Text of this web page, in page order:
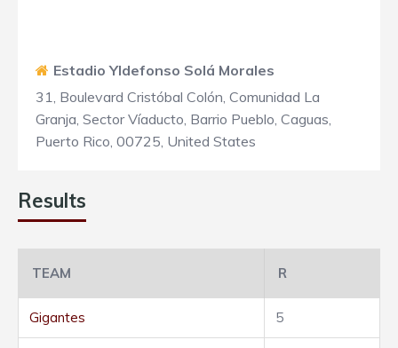
Estadio Yldefonso Solá Morales
31, Boulevard Cristóbal Colón, Comunidad La
Granja, Sector Víaducto, Barrio Pueblo, Caguas,
Puerto Rico, 00725, United States
Results
TEAM R
Gigantes 5